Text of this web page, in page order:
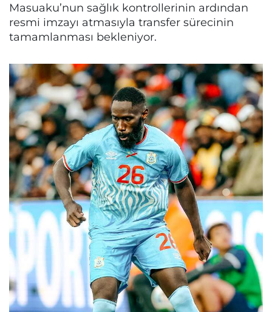
Masuaku’nun sağlık kontrollerinin ardından
resmi imzayı atmasıyla transfer sürecinin
tamamlanması bekleniyor.